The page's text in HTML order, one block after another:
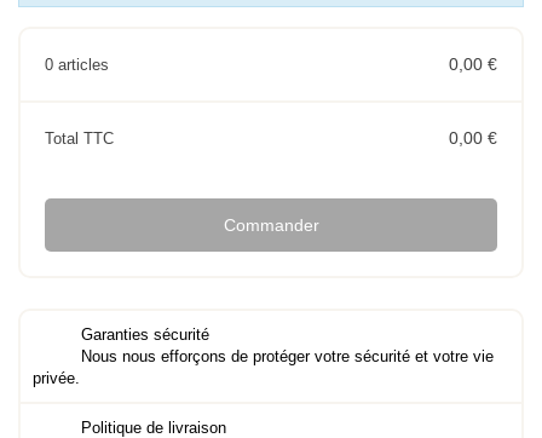
0 articles 0,00 €
Total TTC 0,00 €
Commander
Garanties sécurité
Nous nous efforçons de protéger votre sécurité et votre vie
privée.
Politique de livraison